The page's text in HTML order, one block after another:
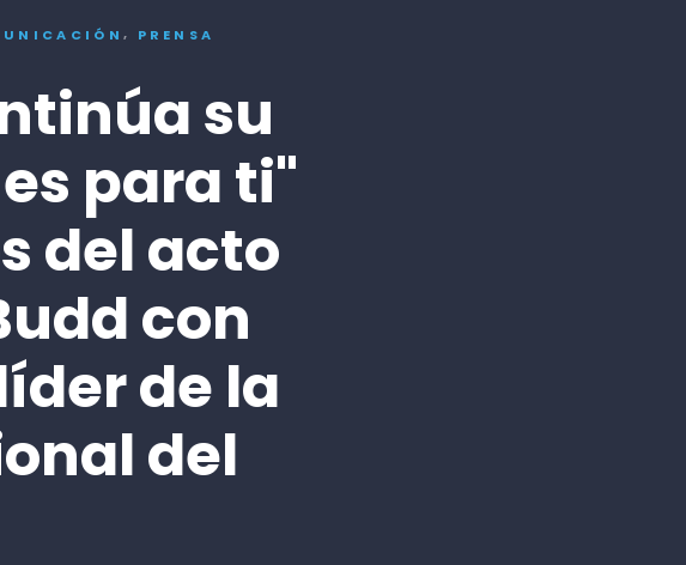
, PRENSA
su
para ti"
del acto
con
de la
del